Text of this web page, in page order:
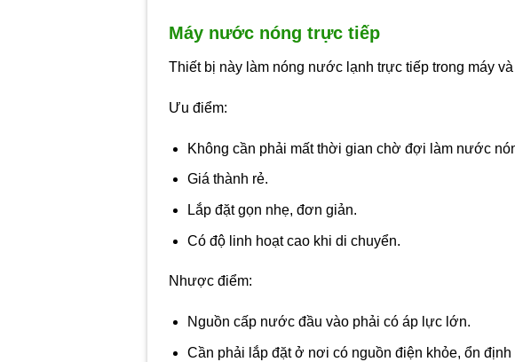
Máy nước nóng trực tiếp
Thiết bị này làm nóng nước lạnh trực tiếp trong máy
Ưu điểm:
Không cần phải mất thời gian chờ đợi làm nước
Giá thành rẻ.
Lắp đặt gọn nhẹ, đơn giản.
Có độ linh hoạt cao khi di chuyển.
Nhược điểm:
Nguồn cấp nước đầu vào phải có áp lực lớn.
Cần phải lắp đặt ở nơi có nguồn điện khỏe, ổn